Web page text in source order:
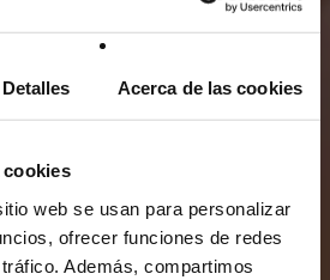
Detalles Acerca de las cookies
cookies
web se usan para personalizar
ofrecer funciones de redes
Además, compartimos